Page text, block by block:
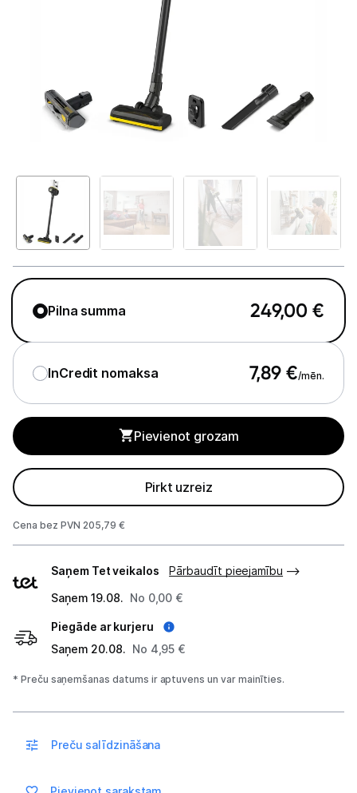
Telefoni, planšetdatori
Sadzīves tehnika
Lielā tehnika
Mazā tehnika
Auto ledusskapji
Tīrīšanas iekārtas
Gludekļi
Tvaika gludināšanas sistēmas
Tvaika gludekļi
Tvaika tīrītāji
Kafijas pagatavošana
Mazā virtuves tehnika
Apģērbu kopšana
Skaistumkopšana
Pilna summa 249,00 €
InCredit nomaksa 7,89 €/mēn.
Pievienot grozam
Pirkt uzreiz
Cena bez PVN 205,79 €
veidi
Saņem Tet veikalos
Pārbaudīt pieejamību
Saņem 19.08. No 0,00 €
Piegāde ar kurjeru
Saņem 20.08. No 4,95 €
* Preču saņemšanas datums ir aptuvens un var mainīties.
Preču salīdzināšana